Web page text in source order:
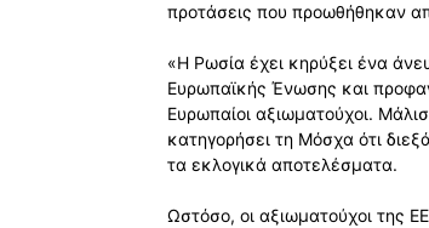
προτάσεις που προωθήθηκαν
«Η Ρωσία έχει κηρύξει ένα
Ευρωπαϊκής Ένωσης και
Ευρωπαίοι αξιωματούχοι.
κατηγορήσει τη Μόσχα ότι
τα εκλογικά αποτελέσματα.
Ωστόσο, οι αξιωματούχοι της